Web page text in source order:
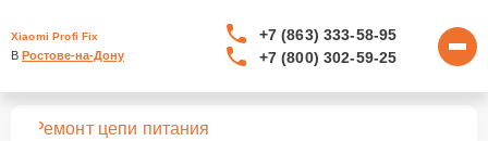
Xiaomi Profi Fix
В Ростове-на-Дону
+7 (863) 333-58-95
+7 (800) 302-59-25
Ремонт цепи питания